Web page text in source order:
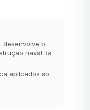
desenvolve o
naval da
aplicados ao